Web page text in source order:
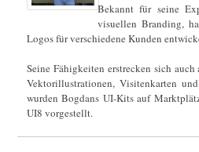
Bekannt für seine
visuellen Branding,
Logos für verschiedene Kunden
Seine Fähigkeiten erstrecken sich
Vektorillustrationen, Visitenkarten
wurden Bogdans UI-Kits auf
UI8 vorgestellt.